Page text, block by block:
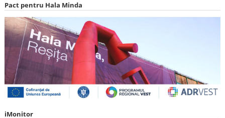
Pact pentru Hala Minda
iMonitor